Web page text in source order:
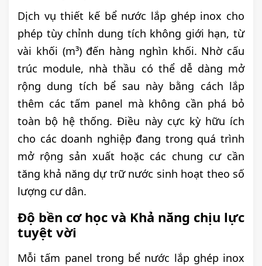
Dịch vụ thiết kế bể nước lắp ghép inox cho
phép tùy chỉnh dung tích không giới hạn, từ
vài khối (m³) đến hàng nghìn khối. Nhờ cấu
trúc module, nhà thầu có thể dễ dàng mở
rộng dung tích bể sau này bằng cách lắp
thêm các tấm panel mà không cần phá bỏ
toàn bộ hệ thống. Điều này cực kỳ hữu ích
cho các doanh nghiệp đang trong quá trình
mở rộng sản xuất hoặc các chung cư cần
tăng khả năng dự trữ nước sinh hoạt theo số
lượng cư dân.
Độ bền cơ học và Khả năng chịu lực
tuyệt vời
Mỗi tấm panel trong bể nước lắp ghép inox